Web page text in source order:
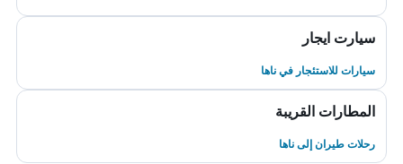
سيارت ايجار
سيارات للاستئجار في ناها
المطارات القريبة
رحلات طيران إلى ناها